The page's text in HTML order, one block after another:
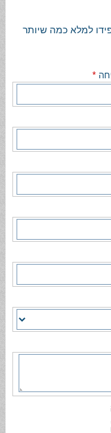
למלא כמה שיותר
*